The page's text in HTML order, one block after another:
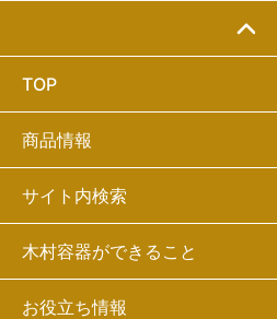
TOP
商品情報
サイト内検索
木村容器ができること
お役立ち情報